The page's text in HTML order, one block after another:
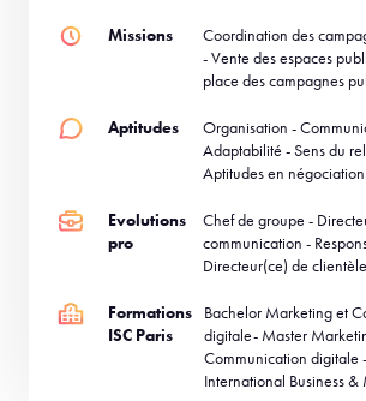
Missions
Coordination des
- Vente des espaces
place des campagnes
Aptitudes
Organisation -
Adaptabilité - Sens du
Aptitudes en négociation
Evolutions
pro
Chef de groupe -
communication -
Directeur(ce) de clientèle
Formations
ISC Paris
Bachelor Marketing et
digitale- Master
Communication digitale
International Business